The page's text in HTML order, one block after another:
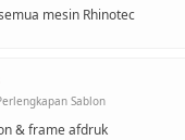
mesin Rhinotec
Sablon
& frame afdruk